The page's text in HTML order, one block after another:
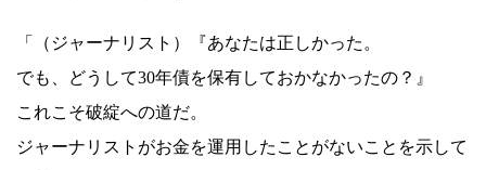
「（ジャーナリスト）『あなたは正しかった。
でも、どうして30年債を保有しておかなかったの？』
これこそ破綻への道だ。
ジャーナリストがお金を運用したことがないことを示して